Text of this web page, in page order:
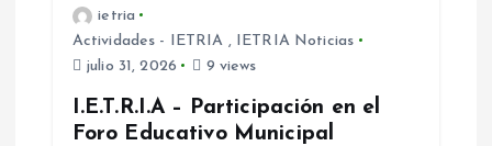
ietria
Actividades - IETRIA ,
IETRIA Noticias
julio 31, 2026
9 views
I.E.T.R.I.A – Participación en el
Foro Educativo Municipal